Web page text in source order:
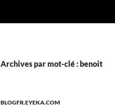
Archives par mot-clé : benoit
BLOGFR.EYEKA.COM